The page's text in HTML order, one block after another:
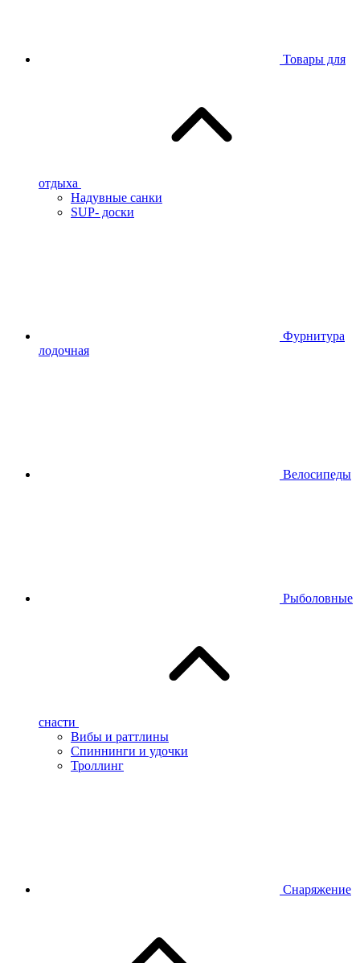
Товары для
отдыха
Надувные санки
SUP- доски
Фурнитура
лодочная
Велосипеды
Рыболовные
снасти
Вибы и раттлины
Спиннинги и удочки
Троллинг
Снаряжение